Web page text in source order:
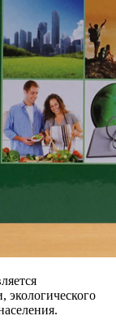
экологического